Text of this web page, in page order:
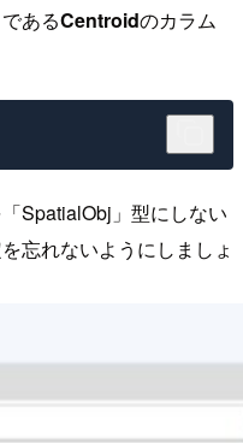
あるCentroidのカラム
SpatialObj」型にしない
忘れないようにしましょ